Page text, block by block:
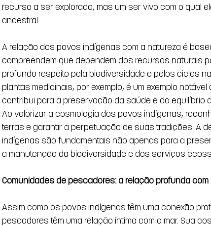
recurso a ser explorado, mas um ser vivo com o qual
ancestral.
A relação dos povos indígenas com a natureza é
compreendem que dependem dos recursos naturais
profundo respeito pela biodiversidade e pelos ciclos
plantas medicinais, por exemplo, é um exemplo
contribui para a preservação da saúde e do equilíbrio
Ao valorizar a cosmologia dos povos indígenas,
terras e garantir a perpetuação de suas tradições. A
indígenas são fundamentais não apenas para a
a manutenção da biodiversidade e dos serviços
Comunidades de pescadores: a relação profunda com
Assim como os povos indígenas têm uma conexão
pescadores têm uma relação íntima com o mar. Sua